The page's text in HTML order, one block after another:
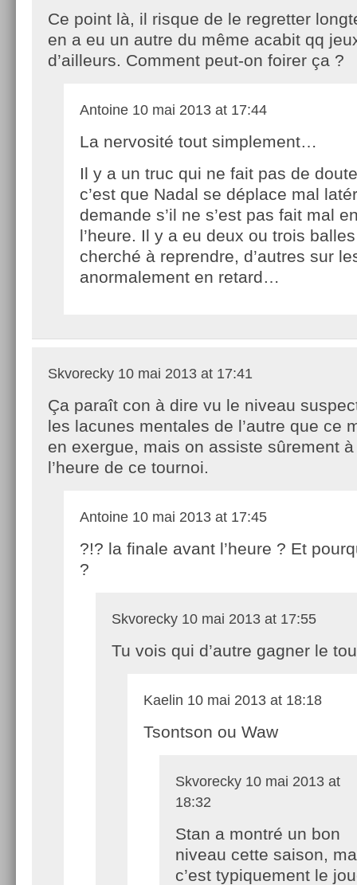
Ce point là, il risque de le regretter
en a eu un autre du même acabit qq
d’ailleurs. Comment peut-on foirer ça ?
Antoine 10 mai 2013 at 17:44
La nervosité tout simplement…
Il y a un truc qui ne fait pas de
c’est que Nadal se déplace mal
demande s’il ne s’est pas fait mal
l’heure. Il y a eu deux ou trois balles
cherché à reprendre, d’autres sur
anormalement en retard…
Skvorecky 10 mai 2013 at 17:41
Ça paraît con à dire vu le niveau
les lacunes mentales de l’autre que ce
en exergue, mais on assiste sûrement
l’heure de ce tournoi.
Antoine 10 mai 2013 at 17:45
?!? la finale avant l’heure ? Et
?
Skvorecky 10 mai 2013 at 17:55
Tu vois qui d’autre gagner le
Kaelin 10 mai 2013 at 18:18
Tsontson ou Waw
Skvorecky 10 mai 2013 at
18:32
Stan a montré un bon
niveau cette saison,
c’est typiquement le